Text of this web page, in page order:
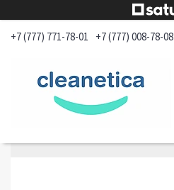
+7 (777) 771-78-01 +7 (777) 008-78-08